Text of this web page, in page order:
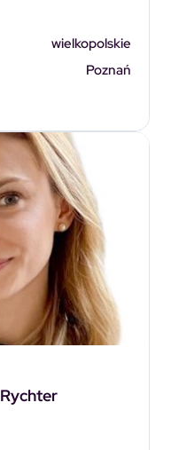
wielkopolskie
Poznań